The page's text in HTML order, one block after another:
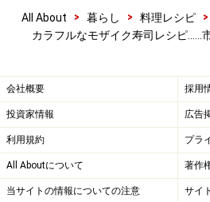
5
具材をのせていく
重箱に詰めたのと同様に、具材を
All About > 暮らし > 料理レシピ >
カラフルなモザイク寿司レシピ……
会社概要 採用
投資家情報 広告
利用規約 プラ
All Aboutについて 著作
当サイトの情報についての注意 サイ